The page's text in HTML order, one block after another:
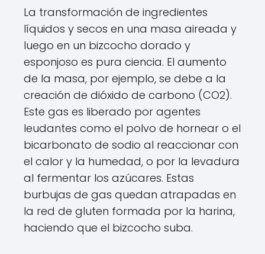
La transformación de ingredientes
líquidos y secos en una masa aireada y
luego en un bizcocho dorado y
esponjoso es pura ciencia. El aumento
de la masa, por ejemplo, se debe a la
creación de dióxido de carbono (CO2).
Este gas es liberado por agentes
leudantes como el polvo de hornear o el
bicarbonato de sodio al reaccionar con
el calor y la humedad, o por la levadura
al fermentar los azúcares. Estas
burbujas de gas quedan atrapadas en
la red de gluten formada por la harina,
haciendo que el bizcocho suba.